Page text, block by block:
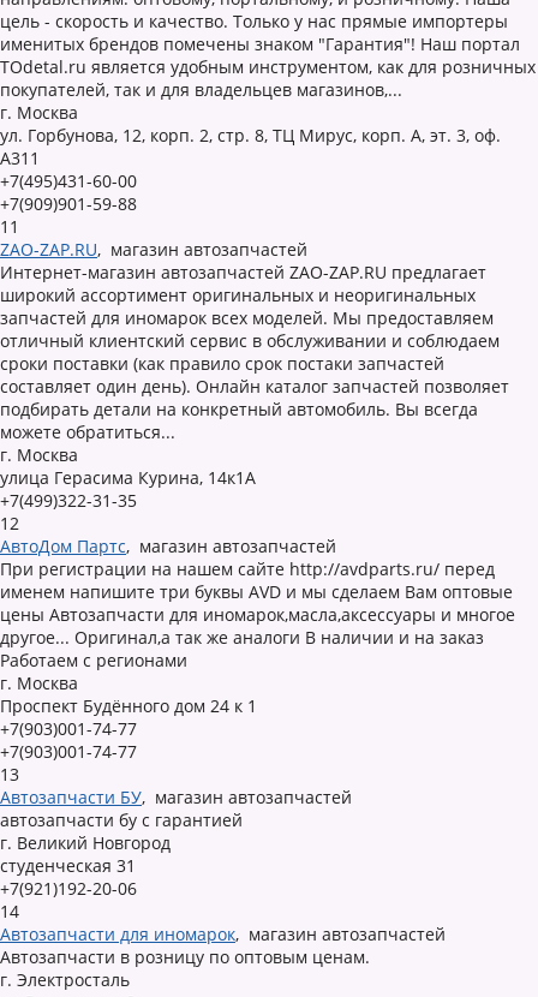
цель - скорость и качество. Только у нас прямые импортеры
именитых брендов помечены знаком "Гарантия"! Наш портал
TOdetal.ru является удобным инструментом, как для розничных
покупателей, так и для владельцев магазинов,...
г. Москва
ул. Горбунова, 12, корп. 2, стр. 8, ТЦ Мирус, корп. А, эт. 3, оф.
А311
+7(495)431-60-00
+7(909)901-59-88
11
ZAO-ZAP.RU, магазин автозапчастей
Интернет-магазин автозапчастей ZAO-ZAP.RU предлагает
широкий ассортимент оригинальных и неоригинальных
запчастей для иномарок всех моделей. Мы предоставляем
отличный клиентский сервис в обслуживании и соблюдаем
сроки поставки (как правило срок постаки запчастей
составляет один день). Онлайн каталог запчастей позволяет
подбирать детали на конкретный автомобиль. Вы всегда
можете обратиться...
г. Москва
улица Герасима Курина, 14к1А
+7(499)322-31-35
12
АвтоДом Партс, магазин автозапчастей
При регистрации на нашем сайте http://avdparts.ru/ перед
именем напишите три буквы AVD и мы сделаем Вам оптовые
цены Автозапчасти для иномарок,масла,аксессуары и многое
другое... Оригинал,а так же аналоги В наличии и на заказ
Работаем с регионами
г. Москва
Проспект Будённого дом 24 к 1
+7(903)001-74-77
+7(903)001-74-77
13
Автозапчасти БУ, магазин автозапчастей
автозапчасти бу с гарантией
г. Великий Новгород
студенческая 31
+7(921)192-20-06
14
Автозапчасти для иномарок, магазин автозапчастей
Автозапчасти в розницу по оптовым ценам.
г. Электросталь